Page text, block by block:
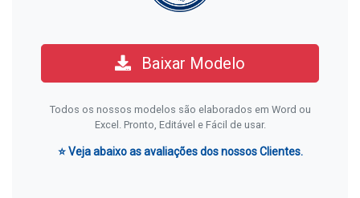
Baixar Modelo
Todos os nossos modelos são elaborados em Word ou
Excel. Pronto, Editável e Fácil de usar.
⭐ Veja abaixo as avaliações dos nossos Clientes.